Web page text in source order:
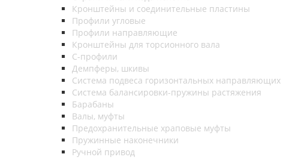
Кронштейны и соединительные пластины
Профили угловые
Профили направляющие
Кронштейны для торсионного вала
С-профили
Демпферы, шкивы
Система подвеса горизонтальных направляющих
Система балансировки-пружины растяжения
Барабаны
Валы, муфты
Предохранительные храповые муфты
Пружинные наконечники
Ручной привод